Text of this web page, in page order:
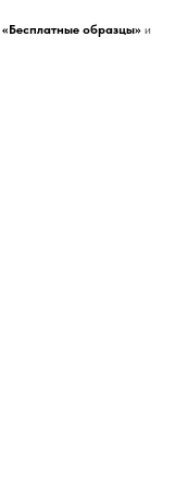
«Бесплатные образцы» и